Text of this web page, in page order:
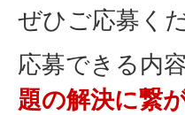
ぜひご応募く
応募できる内
題の解決に繋